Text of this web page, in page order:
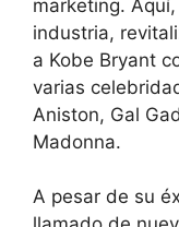
marketing.
industria,
a Kobe Bryant
varias
Aniston, Gal
Madonna.
A pesar de su